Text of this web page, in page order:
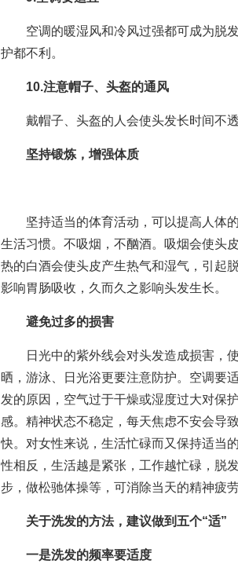
空调的暖湿风和冷风过强都可成为脱发
护都不利。
10.注意帽子、头盔的通风
戴帽子、头盔的人会使头发长时间不透
坚持锻炼，增强体质
坚持适当的体育活动，可以提高人体的
生活习惯。不吸烟，不酗酒。吸烟会使头
热的白酒会使头皮产生热气和湿气，引起
影响胃肠吸收，久而久之影响头发生长。
避免过多的损害
日光中的紫外线会对头发造成损害，使
晒，游泳、日光浴更要注意防护。空调要
发的原因，空气过于干燥或湿度过大对保
感。精神状态不稳定，每天焦虑不安会导
快。对女性来说，生活忙碌而又保持适当
性相反，生活越是紧张，工作越忙碌，脱
步，做松驰体操等，可消除当天的精神疲劳
关于洗发的方法，建议做到五个“适”
一是洗发的频率要适度